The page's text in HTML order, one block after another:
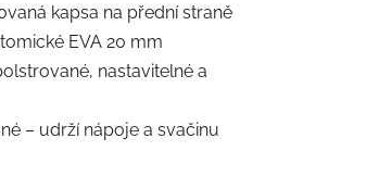
kapsa na přední straně
EVA 20 mm
nastavitelné a
– udrží nápoje a svačinu